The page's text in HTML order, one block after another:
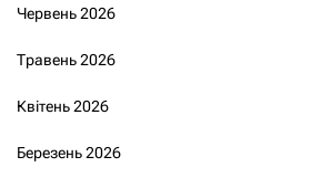
Червень 2026
Травень 2026
Квітень 2026
Березень 2026